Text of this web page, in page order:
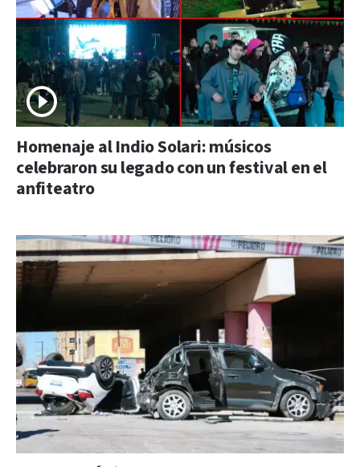
Homenaje al Indio Solari: músicos
celebraron su legado con un festival en el
anfiteatro